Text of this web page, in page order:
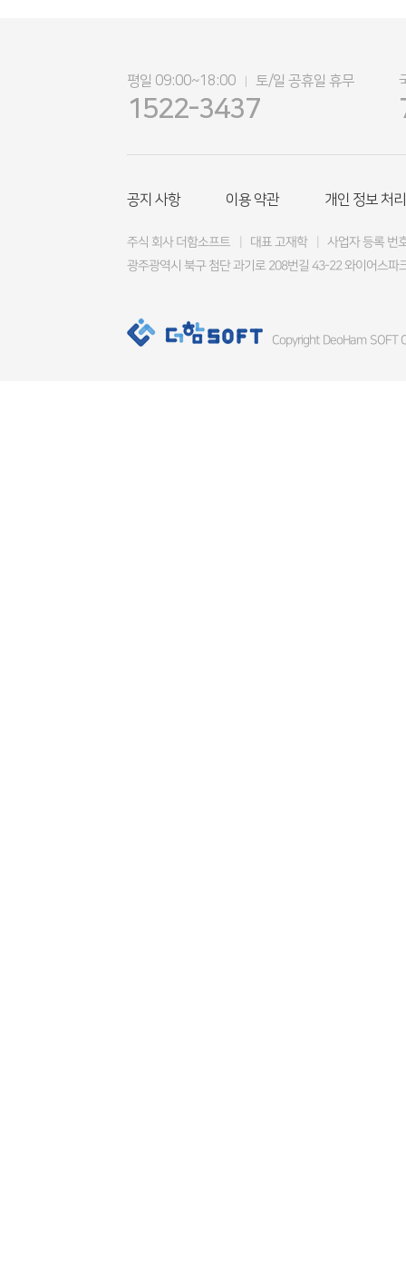
평일 09:00~18:00 토/일 공휴일 휴무
1522-3437
공지 사항 이용 약관 개인 정보 처
주식 회사 더함소프트 대표 고재학 사업자 등록 번
광주광역시 북구 첨단 과기로 208번길 43-22 와이어스파
Copyright DeoHam SOFT